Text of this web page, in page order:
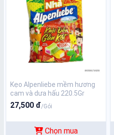
Kẹo Alpenliebe mềm hương
cam và dưa hấu 220.5Gr
27,500 đ/Gói
Chọn mua